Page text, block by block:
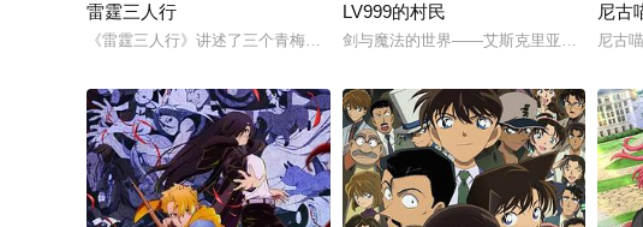
雷霆三人行
《雷霆三人行》讲述了三个青梅竹马的挚友拼命寻找失踪少女的故事。本剧集
LV999的村民
剑与魔法的世界——艾斯克里亚。在这个世
尼古
尼古